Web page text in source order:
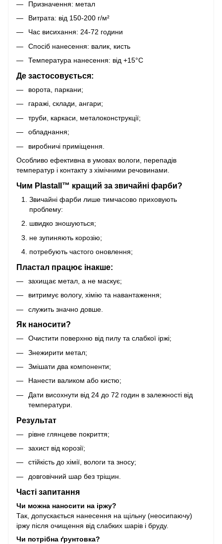
Призначення: метал
Витрата: від 150-200 г/м²
Час висихання: 24-72 години
Спосіб нанесення: валик, кисть
Температура нанесення: від +15°C
Де застосовується:
ворота, паркани;
гаражі, склади, ангари;
труби, каркаси, металоконструкції;
обладнання;
виробничі приміщення.
Особливо ефективна в умовах вологи, перепадів
температур і контакту з хімічними речовинами.
Чим Plastall™ кращий за звичайні фарби?
Звичайні фарби лише тимчасово приховують
проблему:
швидко зношуються;
не зупиняють корозію;
потребують частого оновлення;
Пластал працює інакше:
захищає метал, а не маскує;
витримує вологу, хімію та навантаження;
служить значно довше.
Як наносити?
Очистити поверхню від пилу та слабкої іржі;
Знежирити метал;
Змішати два компоненти;
Нанести валиком або кистю;
Дати висохнути від 24 до 72 годин в залежності від
температури.
Результат
рівне глянцеве покриття;
захист від корозії;
стійкість до хімії, вологи та зносу;
довговічний шар без тріщин.
Часті запитання
Чи можна наносити на іржу?
Так, допускається нанесення на щільну (неосипаючу)
іржу після очищення від слабких шарів і бруду.
Чи потрібна ґрунтовка?